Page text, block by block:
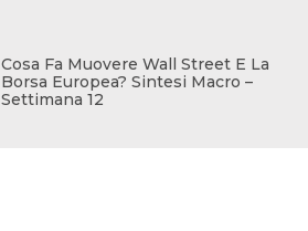
Cosa Fa Muovere Wall Street E La
Borsa Europea? Sintesi Macro –
Settimana 12